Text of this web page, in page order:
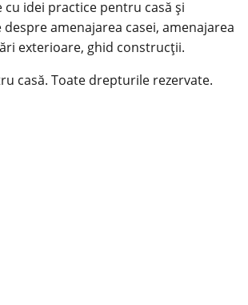
cu idei practice pentru casă și
amenajarea casei, amenajarea
exterioare, ghid construcții.
casă. Toate drepturile rezervate.